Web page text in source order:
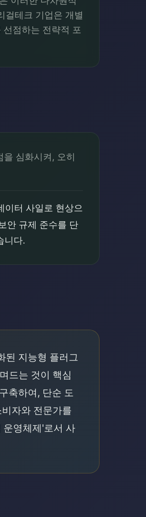
걸테크 기업은 개별
점하는 전략적 포
심화시켜, 오히
이터 사일로 현상으
안 규제 준수를 단
니다.
된 지능형 플러그
드는 것이 핵심
축하여, 단순 도
자와 전문가를
운영체제'로서 사